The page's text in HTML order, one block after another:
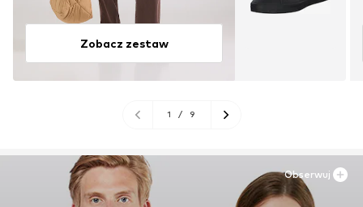
Zobacz zestaw
1 / 9
Obserwuj